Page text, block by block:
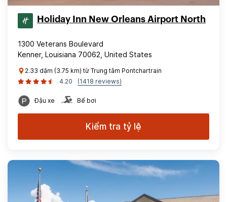
Holiday Inn New Orleans Airport North
1300 Veterans Boulevard
Kenner, Louisiana 70062, United States
2.33 dặm (3.75 km) từ Trung tâm Pontchartrain
4.20
(1418 reviews)
Đậu xe Bể bơi
Kiểm tra tỷ lệ